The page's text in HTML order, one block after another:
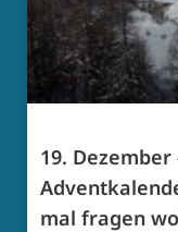
19.
mal fragen